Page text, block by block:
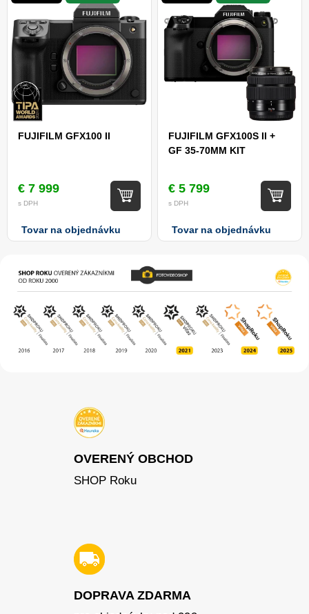
FUJIFILM GFX100 II
€ 7 999
s DPH
Tovar na objednávku
FUJIFILM GFX100S II +
GF 35-70MM KIT
€ 5 799
s DPH
Tovar na objednávku
OVERENÝ OBCHOD
SHOP Roku
DOPRAVA ZDARMA